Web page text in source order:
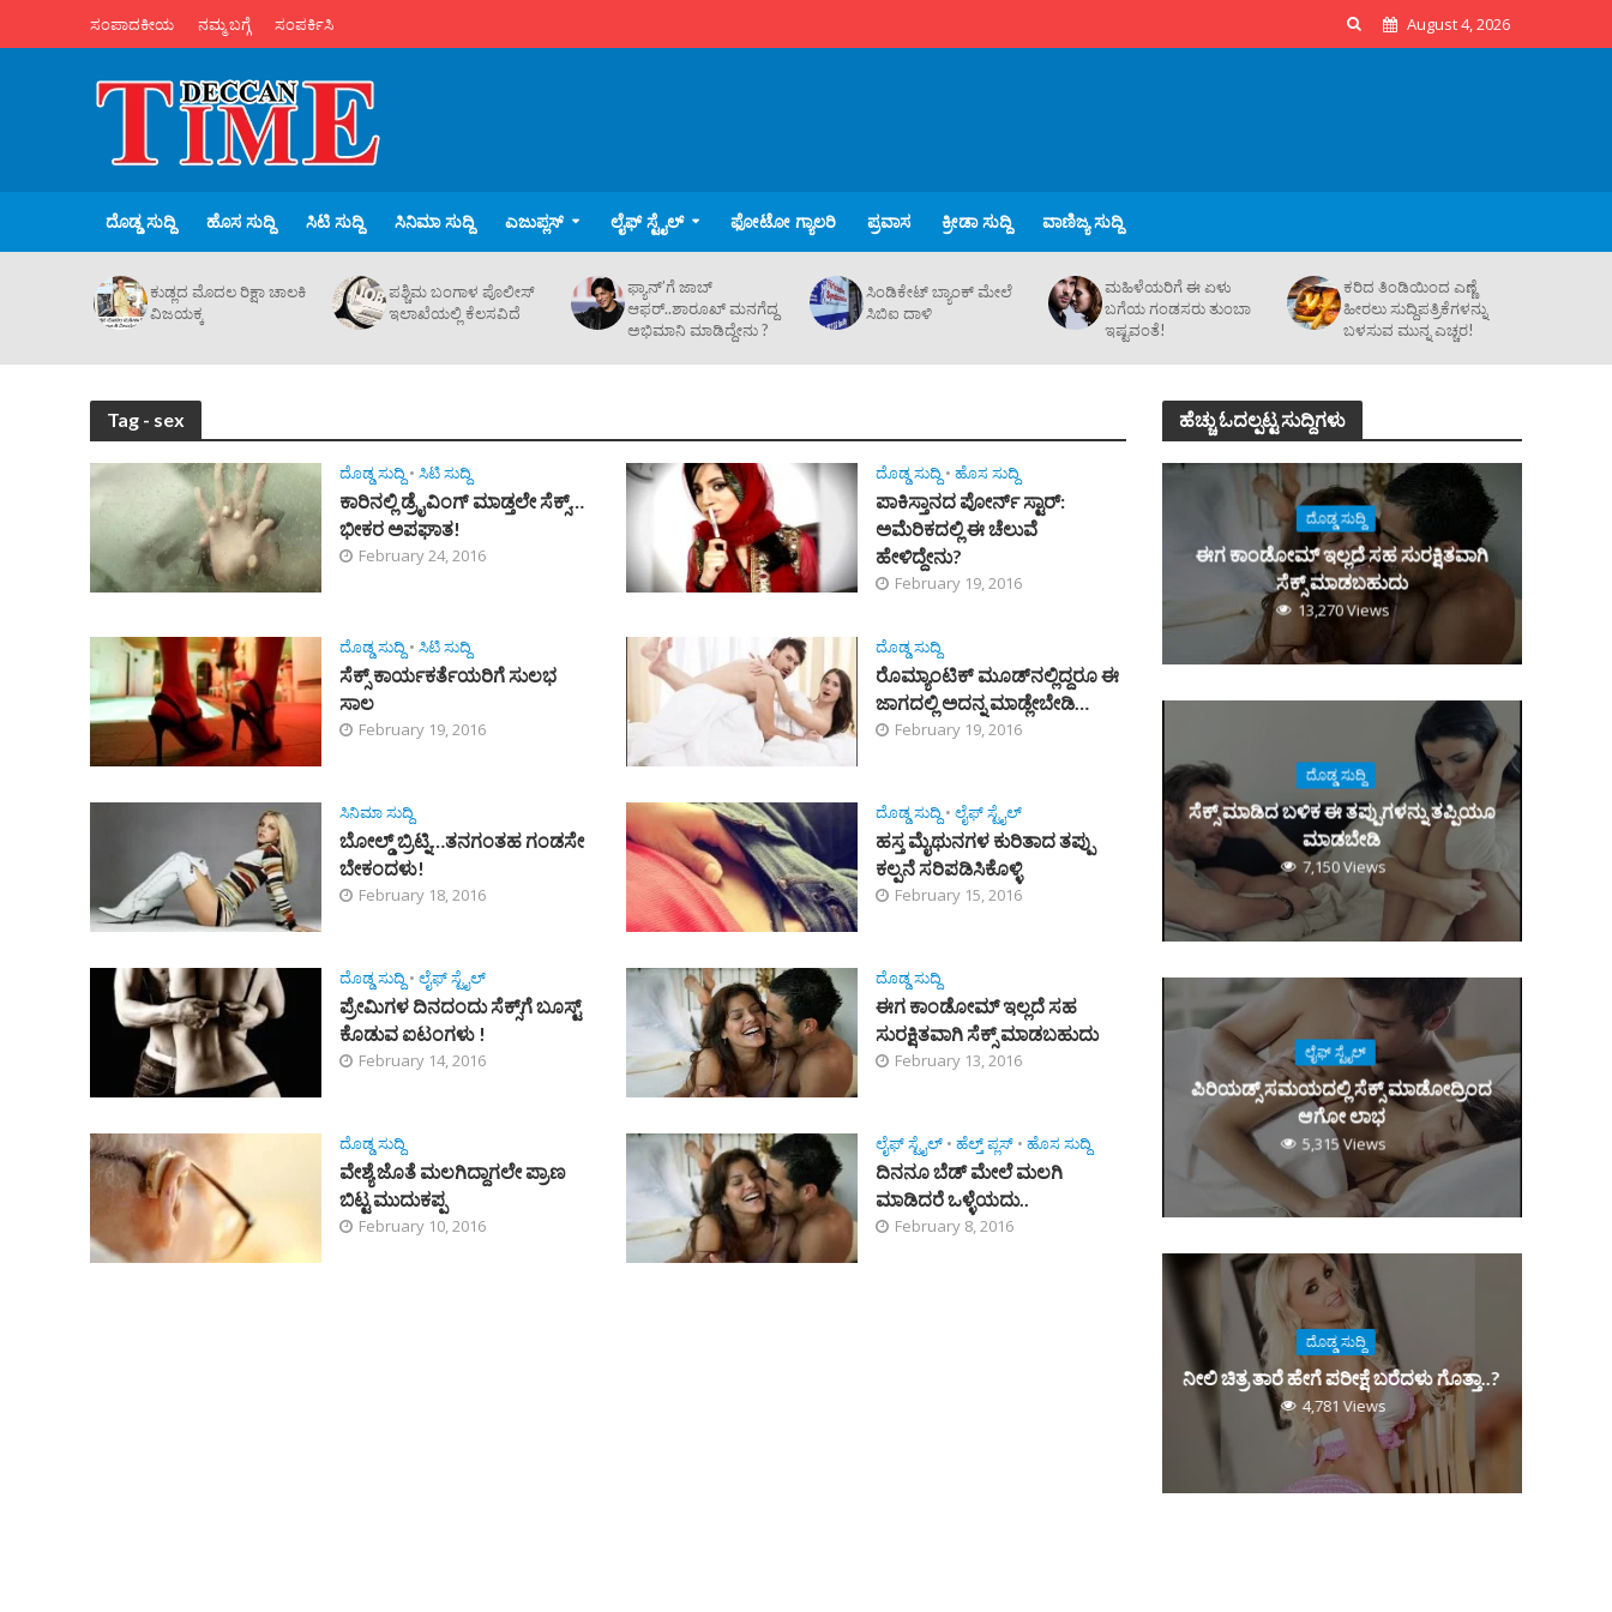
ಸಂಪಾದಕೀಯ ನಮ್ಮ ಬಗ್ಗೆ ಸಂಪರ್ಕಿಸಿ August 4, 2026
ದೊಡ್ಡ ಸುದ್ದಿ ಹೊಸ ಸುದ್ದಿ ಸಿಟಿ ಸುದ್ದಿ ಸಿನಿಮಾ ಸುದ್ದಿ ಎಜುಪ್ಲಸ್ ಲೈಫ್ ಸ್ಟೈಲ್ ಫೋಟೋ ಗ್ಯಾಲರಿ ಪ್ರವಾಸ ಕ್ರೀಡಾ ಸುದ್ದಿ ವಾಣಿಜ್ಯ ಸುದ್ದಿ
ಕುಡ್ಲದ ಮೊದಲ ರಿಕ್ಷಾ ಚಾಲಕಿ‌
ವಿಜಯಕ್ಕ
ಪಶ್ಚಿಮ ಬಂಗಾಳ ಪೊಲೀಸ್
ಇಲಾಖೆಯಲ್ಲಿ ಕೆಲಸವಿದೆ
ಫ್ಯಾನ್’ಗೆ ಜಾಬ್
ಆಫರ್..ಶಾರೂಖ್ ಮನಗೆದ್ದ
ಅಭಿಮಾನಿ ಮಾಡಿದ್ದೇನು ?
ಸಿಂಡಿಕೇಟ್ ಬ್ಯಾಂಕ್ ಮೇಲೆ
ಸಿಬಿಐ ದಾಳಿ
ಮಹಿಳೆಯರಿಗೆ ಈ ಏಳು
ಬಗೆಯ ಗಂಡಸರು ತುಂಬಾ
ಇಷ್ಟವಂತೆ!
ಕರಿದ ತಿಂಡಿಯಿಂದ ಎಣ್ಣೆ
ಹೀರಲು ಸುದ್ದಿಪತ್ರಿಕೆಗಳನ್ನು
ಬಳಸುವ ಮುನ್ನ ಎಚ್ಚರ!
Tag - sex
ದೊಡ್ಡ ಸುದ್ದಿ • ಸಿಟಿ ಸುದ್ದಿ
ಕಾರಿನಲ್ಲಿ ಡ್ರೈವಿಂಗ್‌ ಮಾಡ್ತಲೇ ಸೆಕ್ಸ್‌…
ಭೀಕರ ಅಪಘಾತ!
February 24, 2016
ದೊಡ್ಡ ಸುದ್ದಿ • ಹೊಸ ಸುದ್ದಿ
ಪಾಕಿಸ್ತಾನದ ಪೋರ್ನ್‌ ಸ್ಟಾರ್‌:
ಅಮೆರಿಕದಲ್ಲಿ ಈ ಚೆಲುವೆ
ಹೇಳಿದ್ದೇನು?
February 19, 2016
ದೊಡ್ಡ ಸುದ್ದಿ • ಸಿಟಿ ಸುದ್ದಿ
ಸೆಕ್ಸ್‌ ಕಾರ್ಯಕರ್ತೆಯರಿಗೆ ಸುಲಭ
ಸಾಲ
February 19, 2016
ದೊಡ್ಡ ಸುದ್ದಿ
ರೊಮ್ಯಾಂಟಿಕ್‌ ಮೂಡ್‌ನಲ್ಲಿದ್ದರೂ ಈ
ಜಾಗದಲ್ಲಿ ಅದನ್ನ ಮಾಡ್ಲೇಬೇಡಿ…
February 19, 2016
ಸಿನಿಮಾ ಸುದ್ದಿ
ಬೋಲ್ಡ್‌ ಬ್ರಿಟ್ನಿ…ತನಗಂತಹ ಗಂಡಸೇ
ಬೇಕಂದಳು!
February 18, 2016
ದೊಡ್ಡ ಸುದ್ದಿ • ಲೈಫ್ ಸ್ಟೈಲ್
ಹಸ್ತ ಮೈಥುನಗಳ ಕುರಿತಾದ ತಪ್ಪು
ಕಲ್ಪನೆ ಸರಿಪಡಿಸಿಕೊಳ್ಳಿ
February 15, 2016
ದೊಡ್ಡ ಸುದ್ದಿ • ಲೈಫ್ ಸ್ಟೈಲ್
ಪ್ರೇಮಿಗಳ ದಿನದಂದು ಸೆಕ್ಸ್‌ಗೆ ಬೂಸ್ಟ್
ಕೊಡುವ ಐಟಂಗಳು !
February 14, 2016
ದೊಡ್ಡ ಸುದ್ದಿ
ಈಗ ಕಾಂಡೋಮ್‌ ಇಲ್ಲದೆ ಸಹ
ಸುರಕ್ಷಿತವಾಗಿ ಸೆಕ್ಸ್‌ ಮಾಡಬಹುದು
February 13, 2016
ದೊಡ್ಡ ಸುದ್ದಿ
ವೇಶ್ಯೆ ಜೊತೆ ಮಲಗಿದ್ದಾಗಲೇ ಪ್ರಾಣ
ಬಿಟ್ಟ ಮುದುಕಪ್ಪ
February 10, 2016
ಲೈಫ್ ಸ್ಟೈಲ್ • ಹೆಲ್ತ್ ಪ್ಲಸ್ • ಹೊಸ ಸುದ್ದಿ
ದಿನನೂ ಬೆಡ್ ಮೇಲೆ ಮಲಗಿ
ಮಾಡಿದರೆ ಒಳ್ಳೆಯದು..
February 8, 2016
ಹೆಚ್ಚು ಓದಲ್ಪಟ್ಟ ಸುದ್ದಿಗಳು
ದೊಡ್ಡ ಸುದ್ದಿ
ಈಗ ಕಾಂಡೋಮ್‌ ಇಲ್ಲದೆ ಸಹ ಸುರಕ್ಷಿತವಾಗಿ
ಸೆಕ್ಸ್‌ ಮಾಡಬಹುದು
13,270 Views
ದೊಡ್ಡ ಸುದ್ದಿ
ಸೆಕ್ಸ್‌ ಮಾಡಿದ ಬಳಿಕ ಈ ತಪ್ಪುಗಳನ್ನು ತಪ್ಪಿಯೂ
ಮಾಡಬೇಡಿ
7,150 Views
ಲೈಫ್ ಸ್ಟೈಲ್
ಪಿರಿಯಡ್ಸ್‌ ಸಮಯದಲ್ಲಿ ಸೆಕ್ಸ್‌ ಮಾಡೋದ್ರಿಂದ
ಆಗೋ ಲಾಭ
5,315 Views
ದೊಡ್ಡ ಸುದ್ದಿ
ನೀಲಿ ಚಿತ್ರ ತಾರೆ ಹೇಗೆ ಪರೀಕ್ಷೆ ಬರೆದಳು ಗೊತ್ತಾ..?
4,781 Views